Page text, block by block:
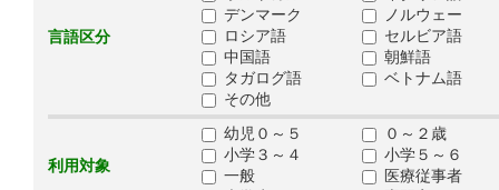
言語区分
デンマーク
ノルウェー
ロシア語
セルビア語
中国語
朝鮮語
タガログ語
ベトナム語
その他
利用対象
幼児０～５
０～２歳
小学３～４
小学５～６
一般
医療従事者